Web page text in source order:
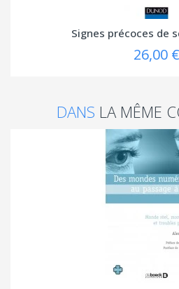
Signes précoces de
26,00 €
DANS LA MÊME